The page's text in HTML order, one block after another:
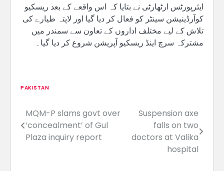
ایئرپورٹس ارٹھارٹی نے بتایا کہ اس واقعے کے بعد ریسکیو
کوآرڈینیشن سینٹر کو فعال کر دیا گیا اور لاپتہ طیارے کی
تلاش کے لیے مختلف اداروں کے تعاون سے سمندر میں
مشترکہ سرچ اینڈ ریسکیو آپریشن شروع کر دیا گیا۔
PAKISTAN
Post
navigation
MQM-P slams govt over
‘concealment’ of Gul
Plaza inquiry report
Suspension axe
falls on two
doctors at Valika
hospital